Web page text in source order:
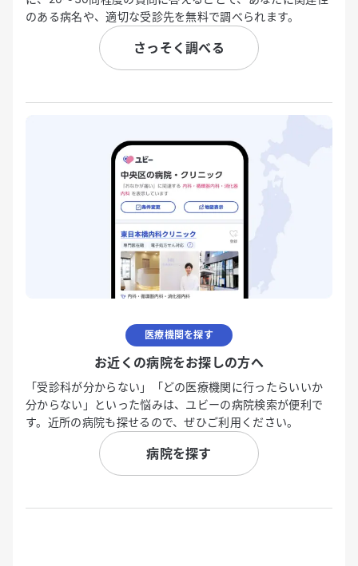
のある病名や、適切な受診先を無料で調べられます。
さっそく調べる
医療機関を探す
お近くの病院をお探しの方へ
「受診科が分からない」「どの医療機関に行ったらいいか
分からない」といった悩みは、ユビーの病院検索が便利で
す。近所の病院も探せるので、ぜひご利用ください。
病院を探す